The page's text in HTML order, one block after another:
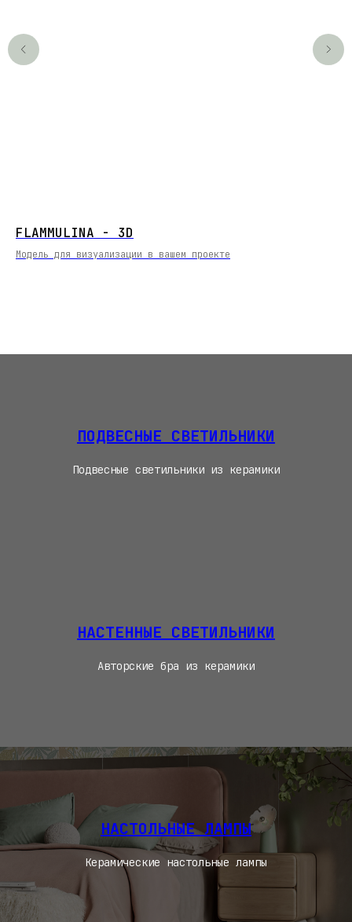
FLAMMULINA - 3D
Модель для визуализации в вашем проекте
ПОДВЕСНЫЕ СВЕТИЛЬНИКИ
Подвесные светильники из керамики
НАСТЕННЫЕ СВЕТИЛЬНИКИ
Авторские бра из керамики
НАСТОЛЬНЫЕ ЛАМПЫ
Керамические настольные лампы